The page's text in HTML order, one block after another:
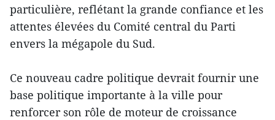
particulière, reflétant la grande confiance et les
attentes élevées du Comité central du Parti
envers la mégapole du Sud.
Ce nouveau cadre politique devrait fournir une
base politique importante à la ville pour
renforcer son rôle de moteur de croissance